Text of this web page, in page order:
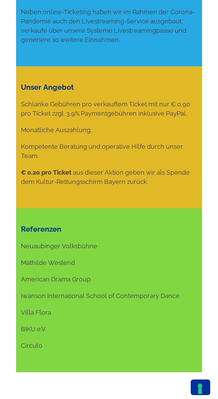
Neben online-Ticketing haben wir im Rahmen der Corona-
Pandemie auch den Livestreaming-Service ausgebaut:
verkaufe über unsere Systeme Livestreamingpässe und
generiere so weitere Einnahmen.
Unser Angebot
Schlanke Gebühren pro verkauftem Ticket mit nur € 0,90
pro Ticket zzgl. 3,9% Paymentgebühren inklusive PayPal.
Monatliche Auszahlung.
Kompetente Beratung und operative Hilfe durch unser
Team.
€ 0,20 pro Ticket aus dieser Aktion geben wir als Spende
dem Kultur-Rettungsschirm Bayern zurück.
Referenzen
Neuaubinger Volksbühne
Mathilde Westend
American Drama Group
Iwanson International School of Contemporary Dance
Villa Flora
BIKU e.V.
Circulo